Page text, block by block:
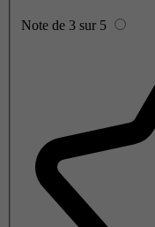
Note de 3 sur 5